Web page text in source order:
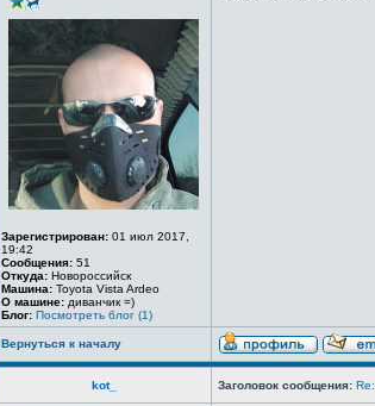
Зарегистрирован: 01 июл 2017,
19:42
Сообщения: 51
Откуда: Новороссийск
Машина: Toyota Vista Ardeo
О машине: диванчик =)
Блог: Посмотреть блог (1)
Вернуться к началу
kot_ Заголовок сообщения: